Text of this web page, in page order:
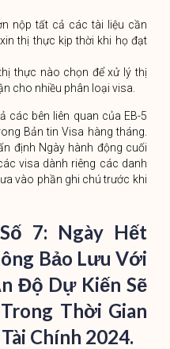
nộp tất cả các tài liệu cần
thị thực kịp thời khi họ đạt
thực nào chọn để xử lý thị
cho nhiều phân loại visa.
các bên liên quan của EB-5
Bản tin Visa hàng tháng.
định Ngày hành động cuối
visa dành riêng các danh
vào phần ghi chú trước khi
7: Ngày Hết
Bảo Lưu Với
Độ Dự Kiến ​​sẽ
Thời Gian
Chính 2024.